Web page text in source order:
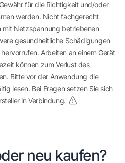
für die Richtigkeit und/oder
werden. Nicht fachgerecht
mit Netzspannung betriebenen
gesundheitliche Schädigungen
Arbeiten an einem Gerät
können zum Verlust des
Bitte vor der Anwendung die
lesen. Bei Fragen setzen Sie sich
in Verbindung.
neu kaufen?